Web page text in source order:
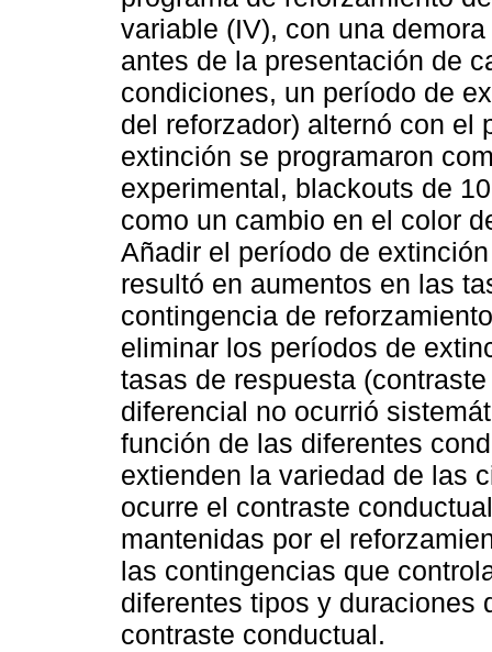
variable (IV), con una
antes de la presentación de
condiciones, un período de
del reforzador) alternó con el
extinción se programaron
experimental, blackouts de
como un cambio en el color
Añadir el período de
resultó en aumentos en las
contingencia de
eliminar los períodos de
tasas de respuesta
diferencial no ocurrió
función de las diferentes
extienden la variedad de las
ocurre el contraste
mantenidas por el
las contingencias que
diferentes tipos y duraciones
contraste conductual.